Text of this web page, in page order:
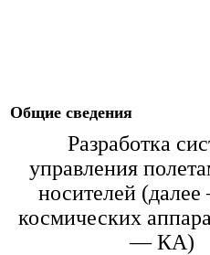
Общие сведения
Разработка
управления
носителей
космических
— КА)